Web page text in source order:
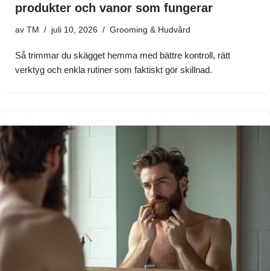
produkter och vanor som fungerar
av TM juli 10, 2026 Grooming & Hudvård
Så trimmar du skägget hemma med bättre kontroll, rätt
verktyg och enkla rutiner som faktiskt gör skillnad.